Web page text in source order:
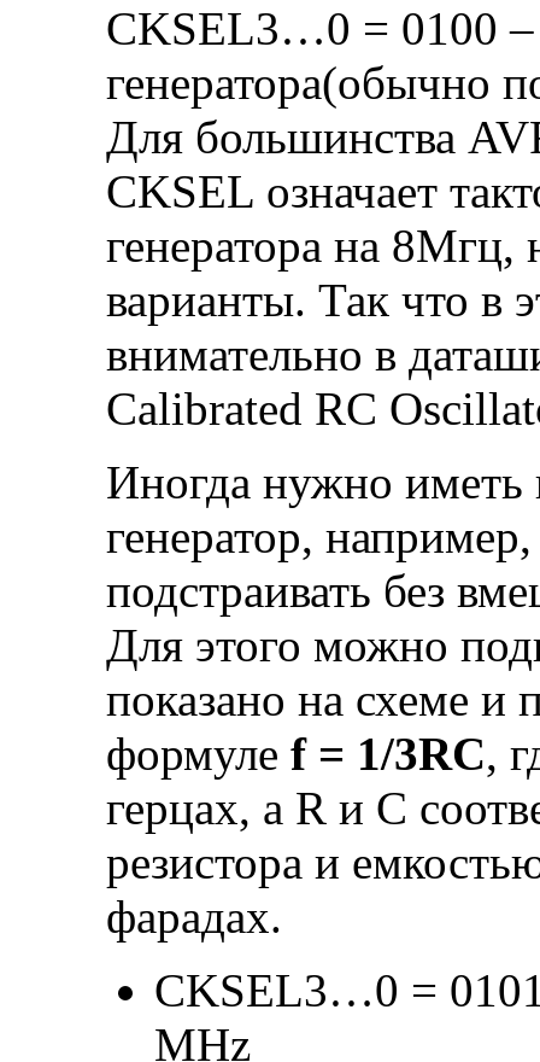
CKSEL3…0 = 0100 –
генератора(обычно
Для большинства
CKSEL означает
генератора на 8Мгц,
варианты. Так что в
внимательно в
Calibrated RC
Иногда нужно
генератор,
подстраивать без
Для этого можно
показано на схеме и
формуле f = 1/3RC,
герцах, а R и С
резистора и
фарадах.
CKSEL3…0 =
MHz